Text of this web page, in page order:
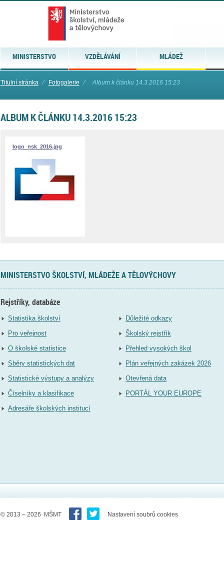
MINISTERSTVO VZDĚLÁVÁNÍ MLÁDEŽ
Titulní stránka ⁄ Fotogalerie ⁄ Album k článku 14.3.2016 15:23
ALBUM K ČLÁNKU 14.3.2016 15:23
logo_nsk_2016.jpg
MINISTERSTVO ŠKOLSTVÍ, MLÁDEŽE A TĚLOVÝCHOVY
Rejstříky, databáze
Statistika školství
Pro veřejnost
O školské statistice
Sběry statistických dat
Statistické výstupy a analýzy
Číselníky a klasifikace
Adresáře školských institucí
Důležité odkazy
Školský rejstřík
Přehled vysokých škol
Plán veřejných zakázek 2026
Otevřená data
PORTÁL YOUR EUROPE
© 2013 – 2026 MŠMT Nastavení soubrů cookies